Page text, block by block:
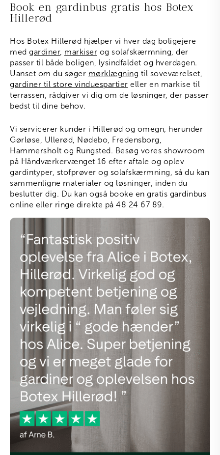
Book en gardinbus gratis hos Botex
Hillerød
Hos Botex Hillerød hjælper vi hver dag boligejere
med gardiner, markiser og solafskærmning, der
passer til både boligen, lysindfaldet og hverdagen.
Uanset om du søger mørklægning til soveværelset,
gardiner til store vinduespartier eller en markise til
terrassen, rådgiver vi dig om de løsninger, der passer
bedst til dine behov.
Vi servicerer kunder i Hillerød og omegn, herunder
Gørløse, Ullerød, Nødebo, Fredensborg,
Hammersholt og Rungsted. Besøg vores showroom
på Håndværkervænget 16 efter aftale og oplev
gardintyper, stofprøver og solafskærmning, så du kan
sammenligne materialer og løsninger, inden du
beslutter dig. Du kan også booke en gratis gardinbus
online eller ringe direkte på 48 24 67 89.